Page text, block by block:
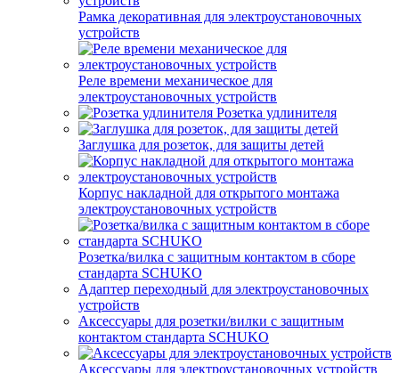
Рамка декоративная для электроустановочных
устройств
Реле времени механическое для
электроустановочных устройств
Розетка удлинителя
Заглушка для розеток, для защиты детей
Корпус накладной для открытого монтажа
электроустановочных устройств
Розетка/вилка с защитным контактом в сборе
стандарта SCHUKO
Адаптер переходный для электроустановочных
устройств
Аксессуары для розетки/вилки с защитным
контактом стандарта SCHUKO
Аксессуары для электроустановочных устройств